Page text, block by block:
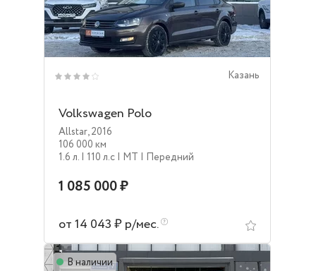
Казань
Volkswagen Polo
Allstar,2016
106 000 км
1.6 л. | 110 л.c | MT | Передний
1 085 000 ₽
от 14 043 ₽ р/мес.
В наличии